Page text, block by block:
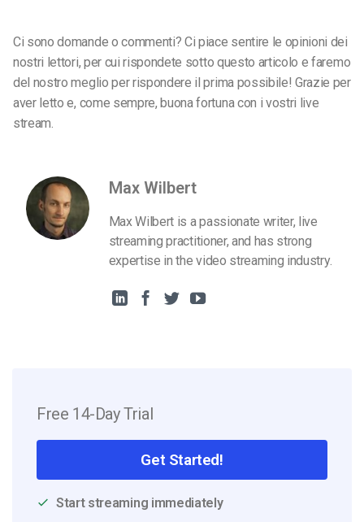
Ci sono domande o commenti? Ci piace sentire le opinioni dei
nostri lettori, per cui rispondete sotto questo articolo e faremo
del nostro meglio per rispondere il prima possibile! Grazie per
aver letto e, come sempre, buona fortuna con i vostri live
stream.
Max Wilbert
Max Wilbert is a passionate writer, live
streaming practitioner, and has strong
expertise in the video streaming industry.
Free 14-Day Trial
Get Started!
Start streaming immediately